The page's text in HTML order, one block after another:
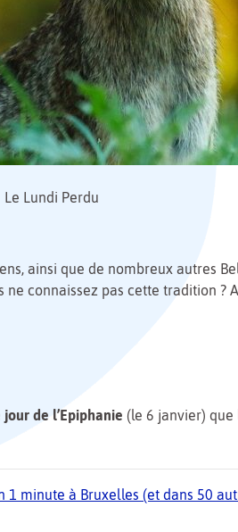
Le Lundi Perdu
ainsi que de nombreux autres
ne connaissez pas cette tradition ?
de l’Epiphanie (le 6 janvier) que
1 minute à Bruxelles (et dans 50